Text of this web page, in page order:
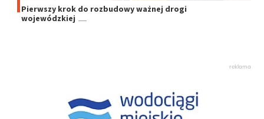
Pierwszy krok do rozbudowy ważnej drogi
wojewódzkiej